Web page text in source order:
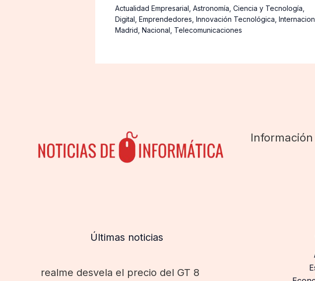
Actualidad Empresarial Astronomía Ciencia y Tecnología
Digital Emprendedores Innovación Tecnológica
Madrid Nacional Telecomunicaciones
Últimas noticias
realme desvela el precio del GT 8